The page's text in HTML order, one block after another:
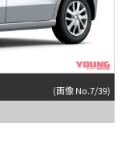
(画像 No.7/39)